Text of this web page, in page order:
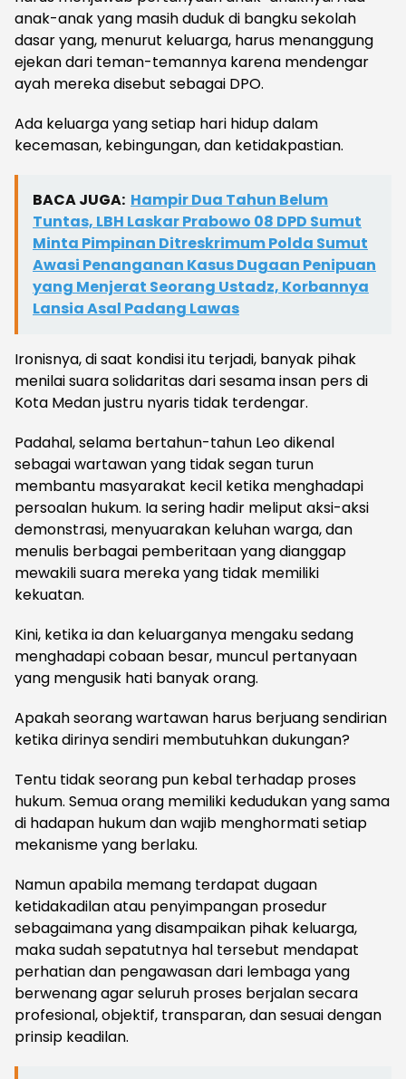
anak-anak yang masih duduk di bangku sekolah
dasar yang, menurut keluarga, harus menanggung
ejekan dari teman-temannya karena mendengar
ayah mereka disebut sebagai DPO.
Ada keluarga yang setiap hari hidup dalam
kecemasan, kebingungan, dan ketidakpastian.
BACA JUGA: Hampir Dua Tahun Belum
Tuntas, LBH Laskar Prabowo 08 DPD Sumut
Minta Pimpinan Ditreskrimum Polda Sumut
Awasi Penanganan Kasus Dugaan Penipuan
yang Menjerat Seorang Ustadz, Korbannya
Lansia Asal Padang Lawas
Ironisnya, di saat kondisi itu terjadi, banyak pihak
menilai suara solidaritas dari sesama insan pers di
Kota Medan justru nyaris tidak terdengar.
Padahal, selama bertahun-tahun Leo dikenal
sebagai wartawan yang tidak segan turun
membantu masyarakat kecil ketika menghadapi
persoalan hukum. Ia sering hadir meliput aksi-aksi
demonstrasi, menyuarakan keluhan warga, dan
menulis berbagai pemberitaan yang dianggap
mewakili suara mereka yang tidak memiliki
kekuatan.
Kini, ketika ia dan keluarganya mengaku sedang
menghadapi cobaan besar, muncul pertanyaan
yang mengusik hati banyak orang.
Apakah seorang wartawan harus berjuang sendirian
ketika dirinya sendiri membutuhkan dukungan?
Tentu tidak seorang pun kebal terhadap proses
hukum. Semua orang memiliki kedudukan yang sama
di hadapan hukum dan wajib menghormati setiap
mekanisme yang berlaku.
Namun apabila memang terdapat dugaan
ketidakadilan atau penyimpangan prosedur
sebagaimana yang disampaikan pihak keluarga,
maka sudah sepatutnya hal tersebut mendapat
perhatian dan pengawasan dari lembaga yang
berwenang agar seluruh proses berjalan secara
profesional, objektif, transparan, dan sesuai dengan
prinsip keadilan.